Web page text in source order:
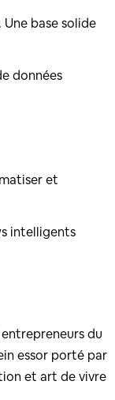
base solide
données
et
intelligents
du
essor porté par
et art de vivre